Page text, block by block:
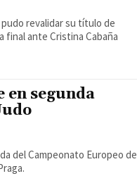
revalidar su título de
final ante Cristina Cabaña
en segunda
del Campeonato Europeo de